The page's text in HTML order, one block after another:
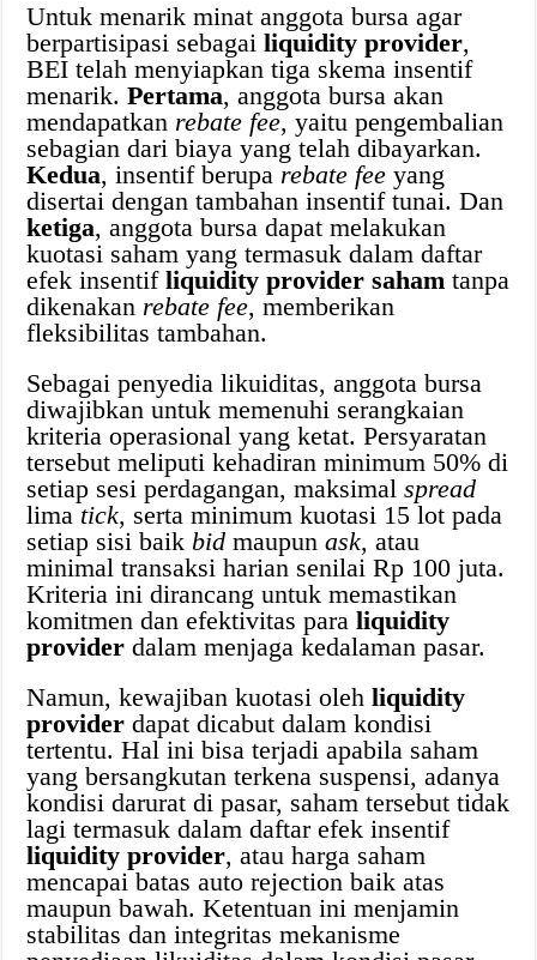
Untuk menarik minat anggota bursa agar
berpartisipasi sebagailiquidity provider,
BEI telah menyiapkan tiga skema insentif
menarik.Pertama, anggota bursa akan
mendapatkan rebate fee, yaitu pengembalian
sebagian dari biaya yang telah dibayarkan.
Kedua, insentif berupa rebate fee yang
disertai dengan tambahan insentif tunai. Dan
ketiga, anggota bursa dapat melakukan
kuotasi saham yang termasuk dalam daftar
efek insentifliquidity provider saham tanpa
dikenakan rebate fee, memberikan
fleksibilitas tambahan.
Sebagai penyedia likuiditas, anggota bursa
diwajibkan untuk memenuhi serangkaian
kriteria operasional yang ketat. Persyaratan
tersebut meliputi kehadiran minimum 50% di
setiap sesi perdagangan, maksimalspread
lima tick, serta minimum kuotasi 15 lot pada
setiap sisi baik bid maupunask, atau
minimal transaksi harian senilai Rp 100 juta.
Kriteria ini dirancang untuk memastikan
komitmen dan efektivitas paraliquidity
provider dalam menjaga kedalaman pasar.
Namun, kewajiban kuotasi olehliquidity
provider dapat dicabut dalam kondisi
tertentu. Hal ini bisa terjadi apabila saham
yang bersangkutan terkena suspensi, adanya
kondisi darurat di pasar, saham tersebut tidak
lagi termasuk dalam daftar efek insentif
liquidity provider, atau harga saham
mencapai batas auto rejection baik atas
maupun bawah. Ketentuan ini menjamin
stabilitas dan integritas mekanisme